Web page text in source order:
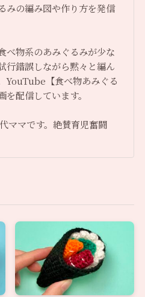
みの編み図や作り方を発信
べ物系のあみぐるみが少な
行錯誤しながら黙々と編ん
YouTube【食べ物あみぐる
配信しています。
ママです。絶賛育児奮闘